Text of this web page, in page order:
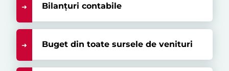
Bilanțuri contabile
Buget din toate sursele de venituri